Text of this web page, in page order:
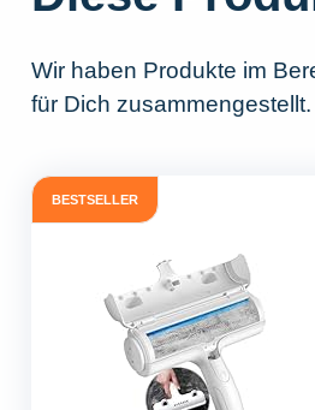
Wir haben Produkte im
für Dich
BESTSELLER